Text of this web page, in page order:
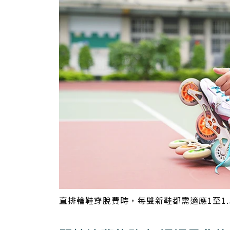
直排輪鞋穿脫費時，每雙新鞋都需適應1至